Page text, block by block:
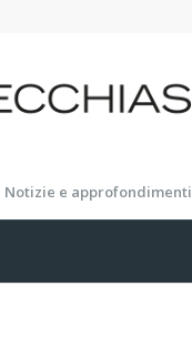
Notizie e approfondimenti